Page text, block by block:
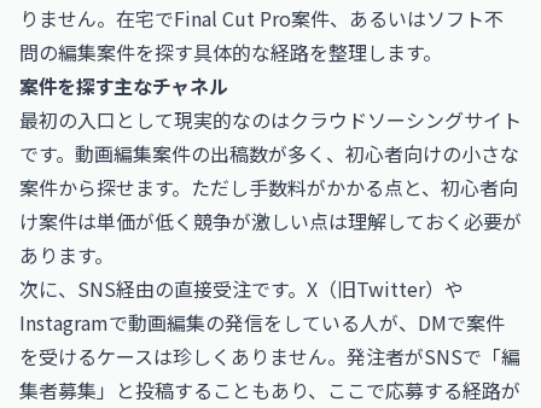
りません。在宅でFinal Cut Pro案件、あるいはソフト不
問の編集案件を探す具体的な経路を整理します。
案件を探す主なチャネル
最初の入口として現実的なのはクラウドソーシングサイト
です。動画編集案件の出稿数が多く、初心者向けの小さな
案件から探せます。ただし手数料がかかる点と、初心者向
け案件は単価が低く競争が激しい点は理解しておく必要が
あります。
次に、SNS経由の直接受注です。X（旧Twitter）や
Instagramで動画編集の発信をしている人が、DMで案件
を受けるケースは珍しくありません。発注者がSNSで「編
集者募集」と投稿することもあり、ここで応募する経路が